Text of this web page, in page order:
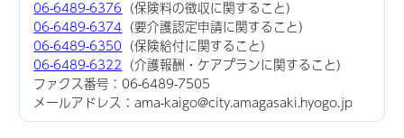
06-6489-6376 （保険料の徴収に関すること）
06-6489-6374 （要介護認定申請に関すること）
06-6489-6350 （保険給付に関すること）
06-6489-6322 （介護報酬・ケアプランに関すること）
ファクス番号：06-6489-7505
メールアドレス：ama-kaigo@city.amagasaki.hyogo.jp